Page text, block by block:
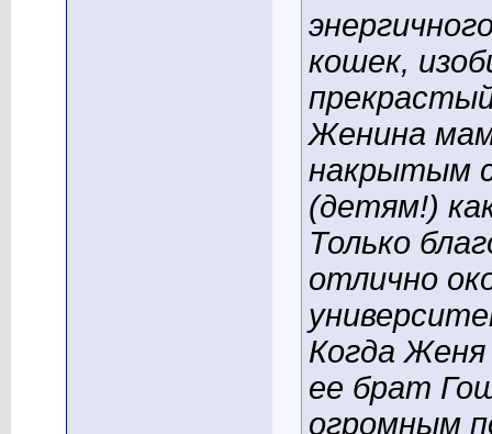
кошек,
Женина
накрытым
(детям!)
Только
отлично
Когда
ее брат
огромным